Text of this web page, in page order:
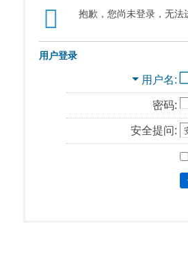
抱歉，您尚未登录，无法
用户登录
用户名
密码:
安全提问: